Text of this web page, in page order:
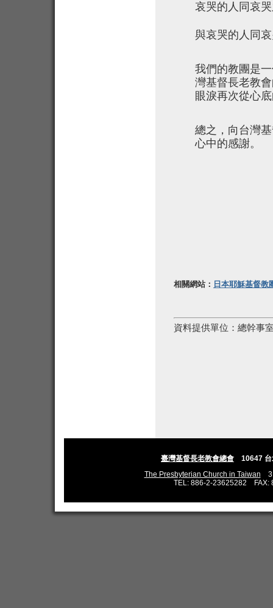
哀哭的人同哀
與哀哭的人同
我們的教團是
灣基督長老教
眼淚再次從心
總之，向台灣
心中的感謝。
相關網站： 日本耶穌基督教
資料提供單位： 總幹事
臺灣基督長老教會總會 10647 台
The Presbyterian Church in Taiwan
TEL: 886-2-23625282